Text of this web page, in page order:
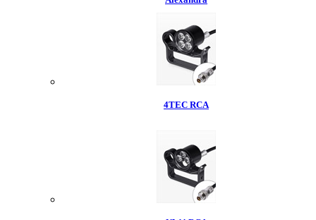
4TEC RCA